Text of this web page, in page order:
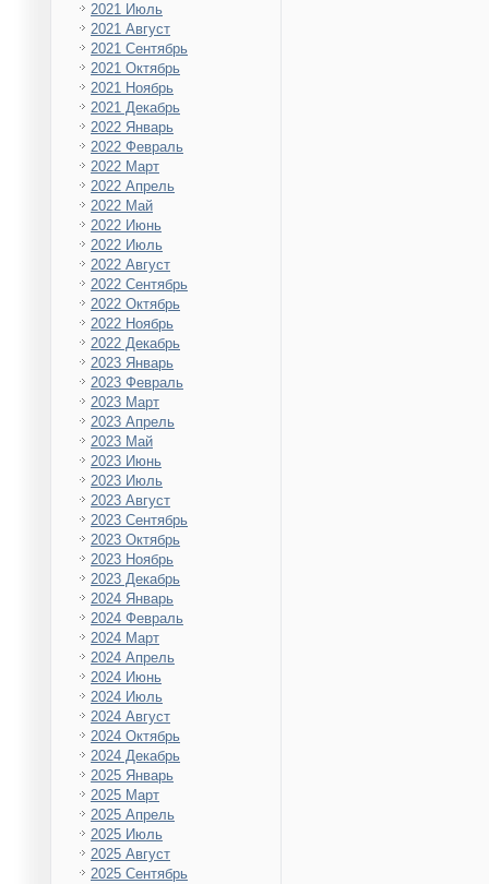
2021 Июль
2021 Август
2021 Сентябрь
2021 Октябрь
2021 Ноябрь
2021 Декабрь
2022 Январь
2022 Февраль
2022 Март
2022 Апрель
2022 Май
2022 Июнь
2022 Июль
2022 Август
2022 Сентябрь
2022 Октябрь
2022 Ноябрь
2022 Декабрь
2023 Январь
2023 Февраль
2023 Март
2023 Апрель
2023 Май
2023 Июнь
2023 Июль
2023 Август
2023 Сентябрь
2023 Октябрь
2023 Ноябрь
2023 Декабрь
2024 Январь
2024 Февраль
2024 Март
2024 Апрель
2024 Июнь
2024 Июль
2024 Август
2024 Октябрь
2024 Декабрь
2025 Январь
2025 Март
2025 Апрель
2025 Июль
2025 Август
2025 Сентябрь